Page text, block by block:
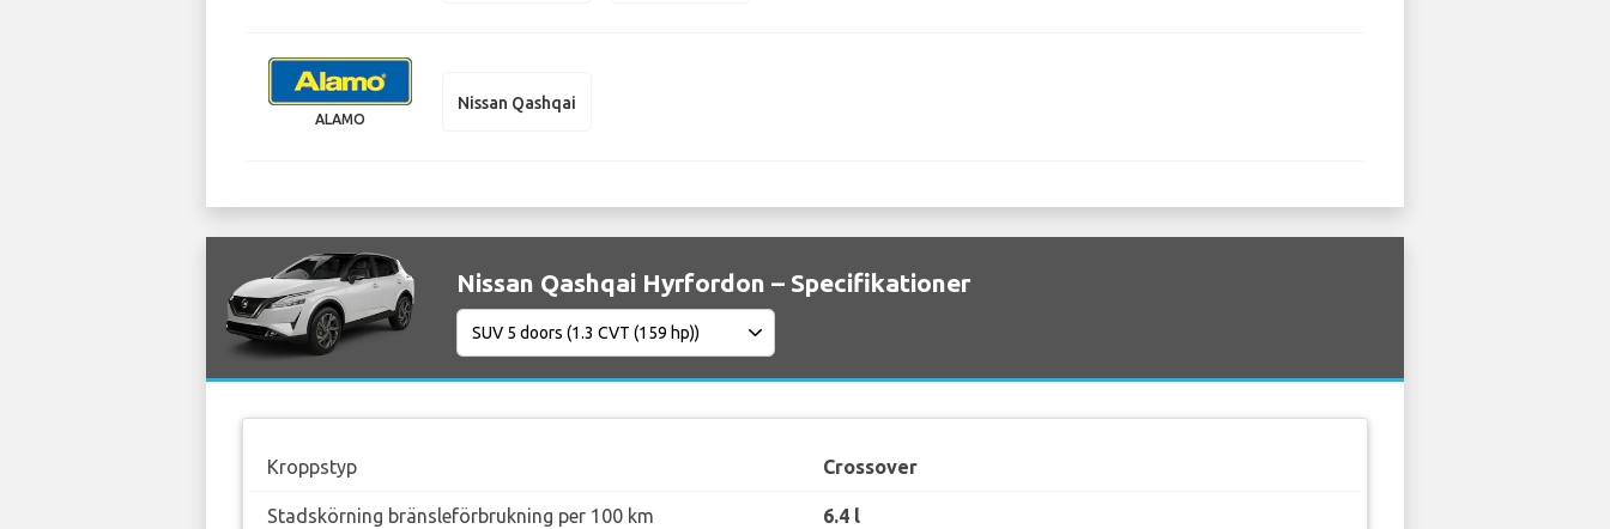
ALAMO
Nissan Qashqai
Nissan Qashqai Hyrfordon – Specifikationer
Kroppstyp Crossover
Stadskörning bränsleförbrukning per 100 km 6.4 l